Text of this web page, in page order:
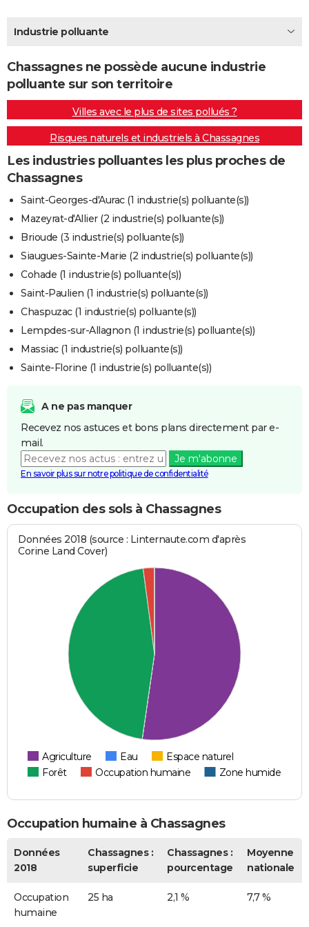
BONS PLANS
CARTE DE VOEUX
Carte de Noël
Carte Bonne année
Carte Saint-Valentin
Carte Pâques
Carte d'anniversaire
DICTIONNAIRE
Dictionnaire
Biographies
Citations
Expressions
Proverbes
PROGRAMME TV
COPAINS D'AVANT
Avis de recherche
AVIS DE DÉCÈS
FORUM
Bricolage
Culture
Television
Voyage
Industrie polluante
Chassagnes ne possède aucune industrie
polluante sur son territoire
Villes avec le plus de sites pollués ?
Risques naturels et industriels à Chassagnes
Les industries polluantes les plus proches de
Chassagnes
Saint-Georges-d'Aurac (1 industrie(s) polluante(s))
Mazeyrat-d'Allier (2 industrie(s) polluante(s))
Brioude (3 industrie(s) polluante(s))
Siaugues-Sainte-Marie (2 industrie(s) polluante(s))
Cohade (1 industrie(s) polluante(s))
Saint-Paulien (1 industrie(s) polluante(s))
Chaspuzac (1 industrie(s) polluante(s))
Lempdes-sur-Allagnon (1 industrie(s) polluante(s))
Massiac (1 industrie(s) polluante(s))
Sainte-Florine (1 industrie(s) polluante(s))
A ne pas manquer
Recevez nos astuces et bons plans directement par e-
mail.
Je m'abonne
En savoir plus sur notre politique de confidentialité
Occupation des sols à Chassagnes
Données 2018 (source : Linternaute.com d'après
Corine Land Cover)
Agriculture Eau
Espace naturel
Forêt
Occupation humaine Zone humide
Occupation humaine à Chassagnes
Données
2018
Chassagnes :
superficie
Chassagnes :
pourcentage
Moyenne
nationale
Occupation
humaine
25 ha 2,1 % 7,7 %